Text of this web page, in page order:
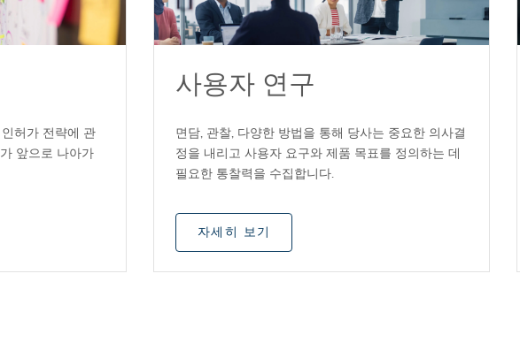
허가 전략에 관
앞으로 나아가
사용자 연구
면담, 관찰, 다양한 방법을 통해 당사는 중요한 의사결
정을 내리고 사용자 요구와 제품 목표를 정의하는 데
필요한 통찰력을 수집합니다.
자세히 보기